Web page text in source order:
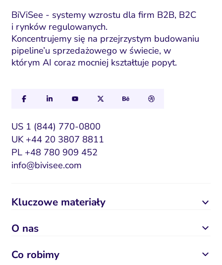
BiViSee - systemy wzrostu dla firm B2B, B2C
i rynków regulowanych.
Koncentrujemy się na przejrzystym budowaniu
pipeline’u sprzedażowego w świecie, w
którym AI coraz mocniej kształtuje popyt.
US 1 (844) 770-0800
UK +44 20 3807 8811
PL +48 780 909 452
info@bivisee.com
Kluczowe materiały
Co robimy
O nas